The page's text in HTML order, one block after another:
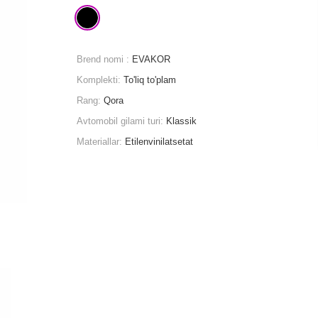
Brend nomi : EVAKOR
Komplekti:To'liq to'plam
Rang:Qora
Avtomobil gilami turi: Klassik
Materiallar: Etilenvinilatsetat